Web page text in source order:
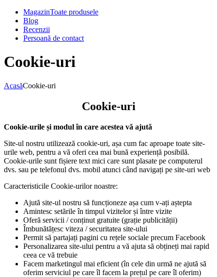
MagazinToate produsele
Blog
Recenzii
Persoană de contact
Cookie-uri
AcasăCookie-uri
Cookie-uri
Cookie-urile și modul în care acestea vă ajută
Site-ul nostru utilizează cookie-uri, așa cum fac aproape toate site-
urile web, pentru a vă oferi cea mai bună experiență posibilă.
Cookie-urile sunt fișiere text mici care sunt plasate pe computerul
dvs. sau pe telefonul dvs. mobil atunci când navigați pe site-uri web
Caracteristicile Cookie-urilor noastre:
Ajută site-ul nostru să funcționeze așa cum v-ați aștepta
Amintesc setările în timpul vizitelor și între vizite
Oferă servicii / conținut gratuite (grație publicității)
Îmbunătățesc viteza / securitatea site-ului
Permit să partajați pagini cu rețele sociale precum Facebook
Personalizarea site-ului pentru a vă ajuta să obțineți mai rapid
ceea ce vă trebuie
Facem marketingul mai eficient (în cele din urmă ne ajută să
oferim serviciul pe care îl facem la prețul pe care îl oferim)